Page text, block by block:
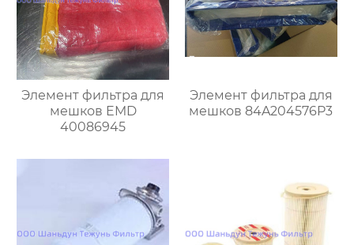
Элемент фильтра для
мешков EMD
40086945
Элемент фильтра для
мешков 84A204576P3